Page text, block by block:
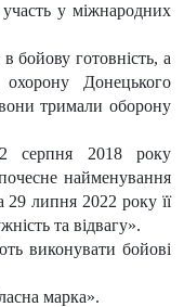
у міжнародних
бойову готовність, а
Донецького
тримали оборону
серпня 2018 року
найменування
29 липня 2022 року її
та відвагу».
виконувати бойові
марка».